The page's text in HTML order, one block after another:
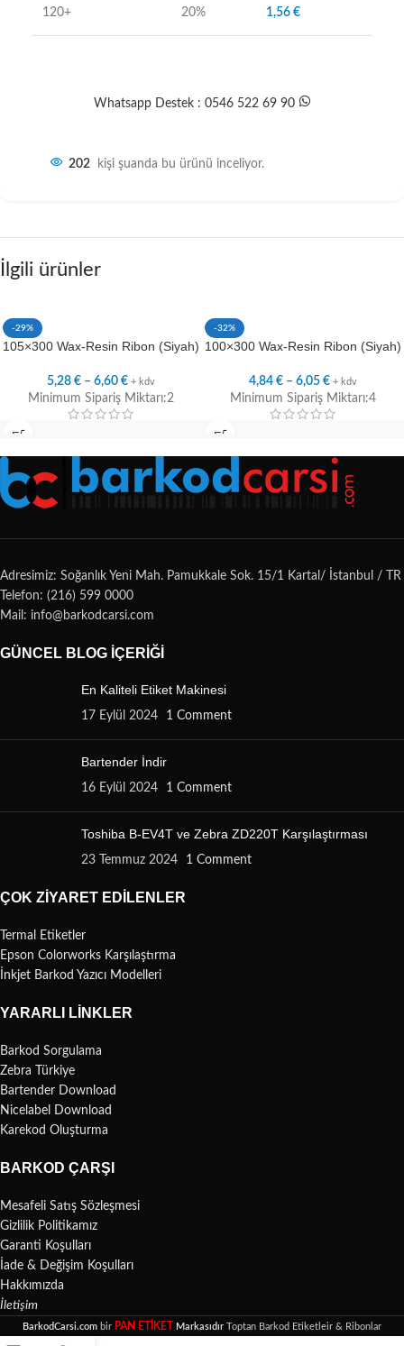
120+ 20% 1,56 €
Whatsapp Destek : 0546 522 69 90
202 kişi şuanda bu ürünü inceliyor.
İlgili ürünler
-29%
105×300 Wax-Resin Ribon (Siyah)
5,28 € – 6,60 € + kdv
Minimum Sipariş Miktarı:2
-32%
100×300 Wax-Resin Ribon (Siyah)
4,84 € – 6,05 € + kdv
Minimum Sipariş Miktarı:4
Adresimiz: Soğanlık Yeni Mah. Pamukkale Sok. 15/1 Kartal/ İstanbul / TR
Telefon: (216) 599 0000
Mail: info@barkodcarsi.com
GÜNCEL BLOG İÇERIĞI
En Kaliteli Etiket Makinesi
17 Eylül 2024 1 Comment
Bartender İndir
16 Eylül 2024 1 Comment
Toshiba B-EV4T ve Zebra ZD220T Karşılaştırması
23 Temmuz 2024 1 Comment
ÇOK ZIYARET EDILENLER
Termal Etiketler
Epson Colorworks Karşılaştırma
İnkjet Barkod Yazıcı Modelleri
YARARLI LINKLER
Barkod Sorgulama
Zebra Türkiye
Bartender Download
Nicelabel Download
Karekod Oluşturma
BARKOD ÇARŞI
Mesafeli Satış Sözleşmesi
Gizlilik Politikamız
Garanti Koşulları
İade & Değişim Koşulları
Hakkımızda
İletişim
BarkodCarsi.com bir PAN ETİKET Markasıdır Toptan Barkod Etiketleir & Ribonlar